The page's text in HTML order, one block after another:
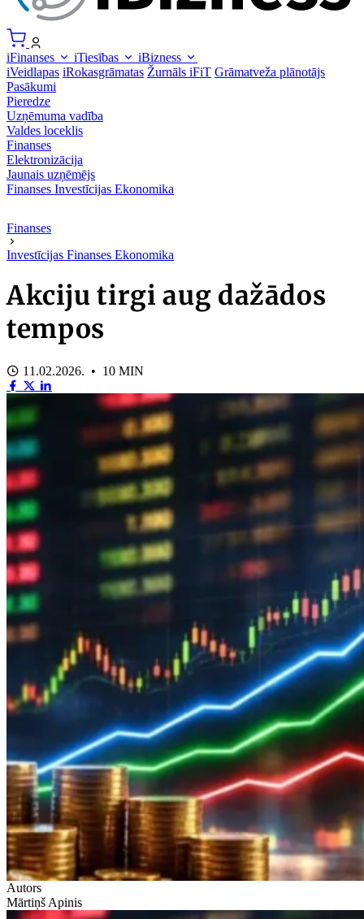
iFinanses iTiesības
iBizness
iVeidlapas iRokasgrāmatas Žurnāls iFiT Grāmatveža plānotājs
Pasākumi
Pieredze
Uzņēmuma vadība
Valdes loceklis
Finanses
Elektronizācija
Jaunais uzņēmējs
Finanses Investīcijas Ekonomika
Finanses
Investīcijas Finanses Ekonomika
Akciju tirgi aug dažādos
tempos
11.02.2026. • 10 MIN
Autors
Mārtiņš Apinis